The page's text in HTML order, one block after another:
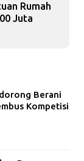
Rumah
Juta
Berani
Kompetisi